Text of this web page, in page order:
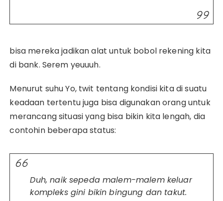
bisa mereka jadikan alat untuk bobol rekening kita
di bank. Serem yeuuuh.
Menurut suhu Yo, twit tentang kondisi kita di suatu
keadaan tertentu juga bisa digunakan orang untuk
merancang situasi yang bisa bikin kita lengah, dia
contohin beberapa status:
Duh, naik sepeda malem-malem keluar
kompleks gini bikin bingung dan takut.